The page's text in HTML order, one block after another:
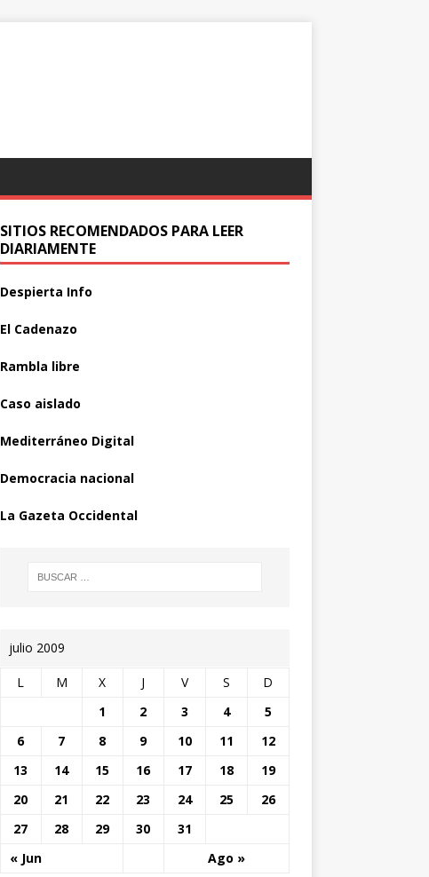
SITIOS RECOMENDADOS PARA LEER
DIARIAMENTE
Despierta Info
El Cadenazo
Rambla libre
Caso aislado
Mediterráneo Digital
Democracia nacional
La Gazeta Occidental
julio 2009
L M X J V S D
« Jun Ago »
1 2 3 4
5
6
7 8 9 10 11
12
13
14 15 16 17 18
19
20
21 22 23 24 25
26
27
28 29 30 31